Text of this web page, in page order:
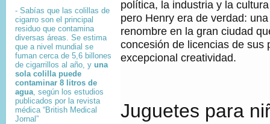
- Sabías que l as colillas de
cigarro son el principal
residuo que contamina
diversas áreas. Se estima
que a nivel mundial se
fuman cerca de 5,6 billones
de cigarrillos al año, y una
sola colilla puede
contaminar 8 litros de
agua, según los estudios
publicados por la revista
médica “British Medical
Jornal”
política, la industria y la
pero Henry era de verdad:
renombre en la gran ciudad
concesión de licencias de sus
excepcional creatividad.
Juguetes para